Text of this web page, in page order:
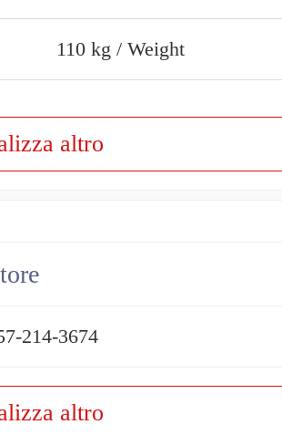
110 kg / Weight
altro
214-3674
altro